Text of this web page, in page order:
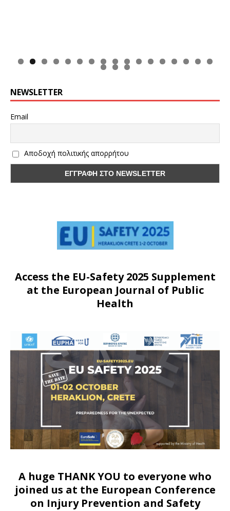
0 1 2 3 4 5 6 7
8 9 0
NEWSLETTER
Email
Αποδοχή πολιτικής απορρήτου
Access the EU-Safety 2025 Supplement
at the European Journal of Public
Health
A huge THANK YOU to everyone who
joined us at the European Conference
on Injury Prevention and Safety